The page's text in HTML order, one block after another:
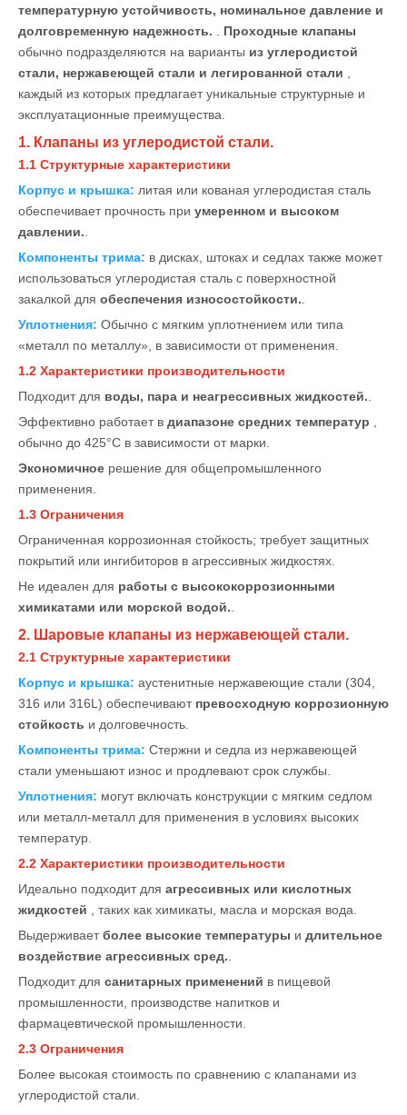
температурную устойчивость, номинальное давление и
долговременную надежность.
Проходные клапаны
обычно подразделяются на варианты из углеродистой
стали, нержавеющей стали и легированной стали
каждый из которых предлагает уникальные структурные и
эксплуатационные преимущества.
1. Клапаны из углеродистой стали.
1.1 Структурные характеристики
Корпус и крышка: литая или кованая углеродистая сталь
обеспечивает прочность при умеренном и высоком
давлении.
Компоненты трима: в дисках, штоках и седлах также может
использоваться углеродистая сталь с поверхностной
закалкой для обеспечения износостойкости.
Уплотнения: Обычно с мягким уплотнением или типа
«металл по металлу», в зависимости от применения.
1.2 Характеристики производительности
Подходит для воды, пара и неагрессивных жидкостей.
Эффективно работает в диапазоне средних температур
обычно до 425°C в зависимости от марки.
Экономичное решение для общепромышленного
применения.
1.3 Ограничения
Ограниченная коррозионная стойкость; требует защитных
покрытий или ингибиторов в агрессивных жидкостях.
Не идеален для работы с высококоррозионными
химикатами или морской водой.
2. Шаровые клапаны из нержавеющей стали.
2.1 Структурные характеристики
Корпус и крышка: аустенитные нержавеющие стали (304,
316 или 316L) обеспечивают превосходную коррозионную
стойкость и долговечность.
Компоненты трима: Стержни и седла из нержавеющей
стали уменьшают износ и продлевают срок службы.
Уплотнения: могут включать конструкции с мягким седлом
или металл-металл для применения в условиях высоких
температур.
2.2 Характеристики производительности
Идеально подходит для агрессивных или кислотных
жидкостей
, таких как химикаты, масла и морская вода.
Выдерживаетболее высокие температуры и длительное
воздействие агрессивных сред.
Подходит для санитарных применений в пищевой
промышленности, производстве напитков и
фармацевтической промышленности.
2.3 Ограничения
Более высокая стоимость по сравнению с клапанами из
углеродистой стали.